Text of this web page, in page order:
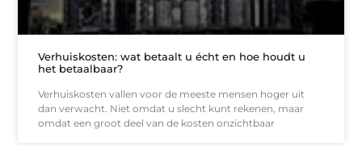
Verhuiskosten: wat betaalt u écht en hoe houdt u
het betaalbaar?
Verhuiskosten vallen voor de meeste mensen hoger uit
dan verwacht. Niet omdat u slecht kunt rekenen, maar
omdat een groot deel van de kosten onzichtbaar